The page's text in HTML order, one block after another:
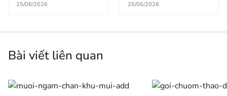
25/06/2026 25/06/2026
Bài viết liên quan